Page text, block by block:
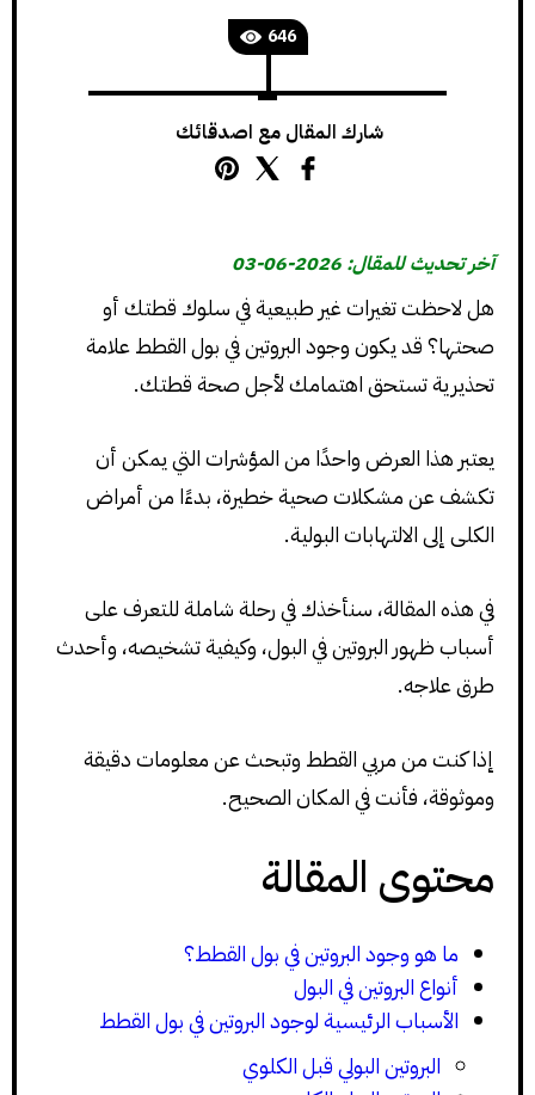
646
شارك المقال مع اصدقائك
آخر تحديث للمقال: 2026-06-03
هل لاحظت تغيرات غير طبيعية في سلوك قطتك أو
صحتها؟ قد يكون وجود البروتين في بول القطط علامة
تحذيرية تستحق اهتمامك لأجل صحة قطتك.
يعتبر هذا العرض واحدًا من المؤشرات التي يمكن أن
تكشف عن مشكلات صحية خطيرة، بدءًا من أمراض
الكلى إلى الالتهابات البولية.
في هذه المقالة، سنأخذك في رحلة شاملة للتعرف على
أسباب ظهور البروتين في البول، وكيفية تشخيصه، وأحدث
طرق علاجه.
إذا كنت من مربي القطط وتبحث عن معلومات دقيقة
وموثوقة، فأنت في المكان الصحيح.
محتوى المقالة
ما هو وجود البروتين في بول القطط؟
أنواع البروتين في البول
الأسباب الرئيسية لوجود البروتين في بول القطط
البروتين البولي قبل الكلوي